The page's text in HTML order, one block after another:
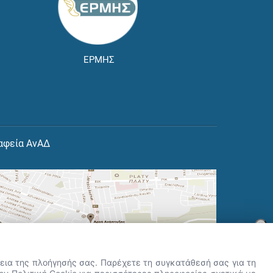
ΕΡΜΗΣ
ΑνΑΔ
×
σήμερα.
της πλοήγησής σας. Παρέχετε τη συγκατάθεσή σας για τη